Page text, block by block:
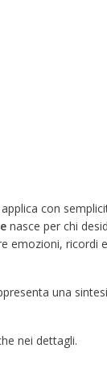
con
nasce per chi
emozioni, ricordi e
una sintesi
nei dettagli.